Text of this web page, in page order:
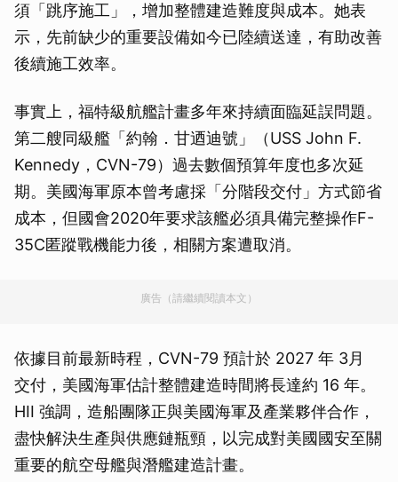
須「跳序施工」，增加整體建造難度與成本。她表
示，先前缺少的重要設備如今已陸續送達，有助改善
後續施工效率。
事實上，福特級航艦計畫多年來持續面臨延誤問題。
第二艘同級艦「約翰．甘迺迪號」（USS John F.
Kennedy，CVN-79）過去數個預算年度也多次延
期。美國海軍原本曾考慮採「分階段交付」方式節省
成本，但國會2020年要求該艦必須具備完整操作F-
35C匿蹤戰機能力後，相關方案遭取消。
廣告（請繼續閱讀本文）
依據目前最新時程，CVN-79 預計於 2027 年 3月
交付，美國海軍估計整體建造時間將長達約 16 年。
HII 強調，造船團隊正與美國海軍及產業夥伴合作，
盡快解決生產與供應鏈瓶頸，以完成對美國國安至關
重要的航空母艦與潛艦建造計畫。